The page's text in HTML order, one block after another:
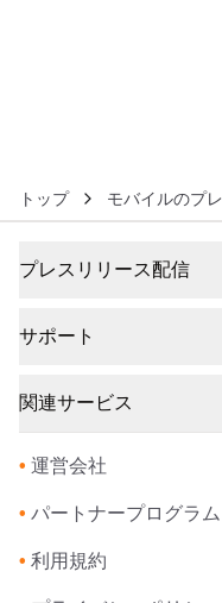
トップ モバイルのプ
プレスリリース配信
サポート
関連サービス
• 運営会社
• パートナープログラム
• 利用規約